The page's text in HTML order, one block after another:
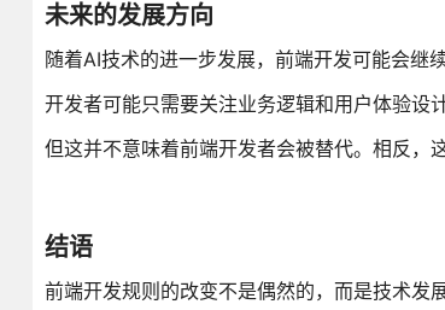
未来的发展方向
随着AI技术的进一步发展，前端开发可能会继
开发者可能只需要关注业务逻辑和用户体验设
但这并不意味着前端开发者会被替代。相反，
结语
前端开发规则的改变不是偶然的，而是技术发